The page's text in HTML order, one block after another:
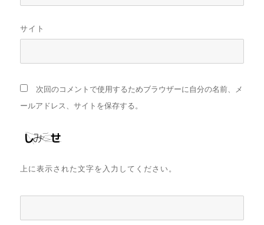
サイト
次回のコメントで使用するためブラウザーに自分の名前、メ
ールアドレス、サイトを保存する。
上に表示された文字を入力してください。